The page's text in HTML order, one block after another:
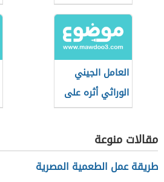
التبغ
العامل الجيني
الوراثي أثره على
الطاقة الإيجابية
مقالات منوعة
طريقة عمل الطعمية المصرية